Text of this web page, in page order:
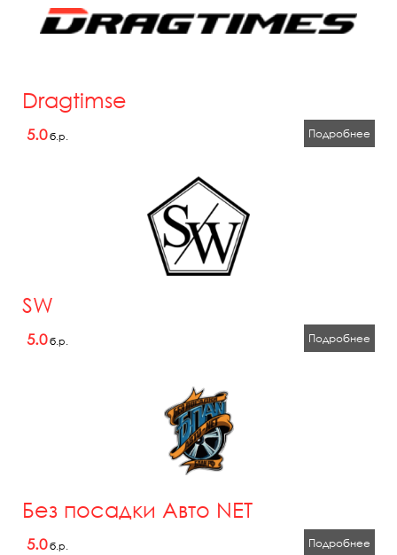
Dragtimse
5.0б.р. Подробнее
SW
5.0б.р. Подробнее
Без посадки Авто NET
5.0б.р. Подробнее